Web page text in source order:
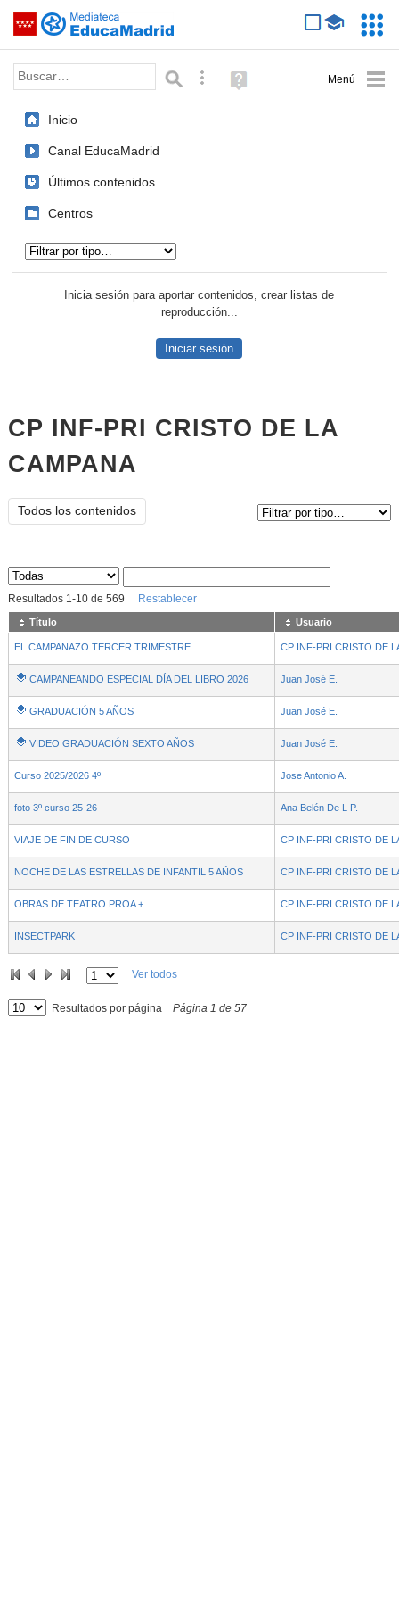
Saltar navegación
Palabra o frase: Búsqueda avanzada
Ayuda
(en
Inicio
Canal EducaMadrid
Últimos contenidos
Centros
Inicia sesión para aportar contenidos, crear listas de
reproducción...
Iniciar sesión
CP INF-PRI CRISTO DE LA
CAMPANA
Todos los contenidos
Sus archivos
Resultados 1 -10de 569 Restablecer
Título Usuario
EL CAMPANAZO TERCER TRIMESTRE CP INF-PRI CRISTO DE
CAMPANEANDO ESPECIAL DÍA DEL LIBRO 2026 Juan José E.
GRADUACIÓN 5 AÑOS Juan José E.
VIDEO GRADUACIÓN SEXTO AÑOS Juan José E.
Curso 2025/2026 4º Jose Antonio A.
foto 3º curso 25-26 Ana Belén De L P.
VIAJE DE FIN DE CURSO CP INF-PRI CRISTO DE
NOCHE DE LAS ESTRELLAS DE INFANTIL 5 AÑOS CP INF-PRI CRISTO DE
OBRAS DE TEATRO PROA + CP INF-PRI CRISTO DE
INSECTPARK CP INF-PRI CRISTO DE
Ver todos
Resultados por página Página 1 de 57